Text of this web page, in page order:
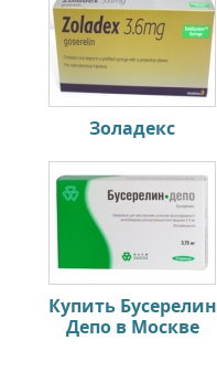
Золадекс
Купить Бусерелин
Депо в Москве